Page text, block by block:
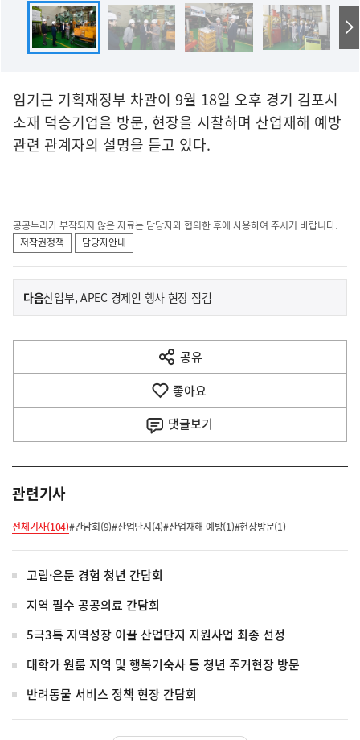
임기근 기획재정부 차관이 9월 18일 오후 경기 김포시
소재 덕승기업을 방문, 현장을 시찰하며 산업재해 예방
관련 관계자의 설명을 듣고 있다.
공공누리가 부착되지 않은 자료는 담당자와 협의한 후에 사용하여 주시기 바랍니다.
저작권정책
담당자안내
이
전
다
음
다음기
사
산업부, APEC 경제인 행사 현장 점검
공유
열
기
좋아요
댓글보기
관련기사
전체기사(104)#간담회(9)#산업단지(4)#산업재해 예방(1)#현장방문(1)
고립·은둔 경험 청년 간담회
지역 필수 공공의료 간담회
5극3특 지역성장 이끌 산업단지 지원사업 최종 선정
대학가 원룸 지역 및 행복기숙사 등 청년 주거현장 방문
반려동물 서비스 정책 현장 간담회